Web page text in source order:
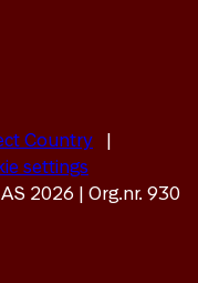
Country
settings
2026 | Org.nr. 930